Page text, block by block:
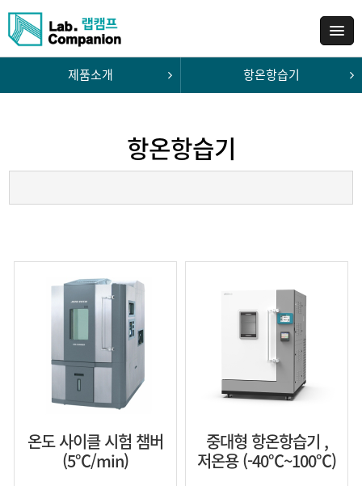
제품소개 항온항습기
항온항습기
온도 사이클 시험 챔버
(5℃/min)
중대형 항온항습기 ,
저온용 (-40℃~100℃)